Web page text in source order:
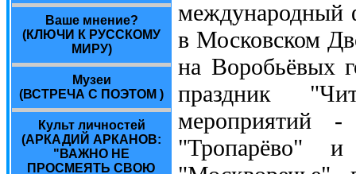
Ваше мнение?
(КЛЮЧИ К РУССКОМУ
МИРУ)
Музеи
(ВСТРЕЧА С ПОЭТОМ )
Культ личностей
(АРКАДИЙ АРКАНОВ:
"ВАЖНО НЕ
ПРОСМЕЯТЬ СВОЮ
международный
в Московском
на Воробьёвых
праздник
мероприятий
"Тропарёво"